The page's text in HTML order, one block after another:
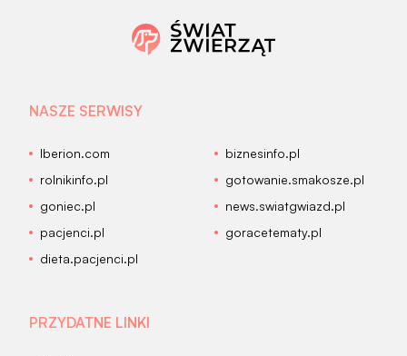
NASZE SERWISY
Iberion.com
biznesinfo.pl
rolnikinfo.pl
gotowanie.smakosze.pl
goniec.pl
news.swiatgwiazd.pl
pacjenci.pl
goracetematy.pl
dieta.pacjenci.pl
PRZYDATNE LINKI